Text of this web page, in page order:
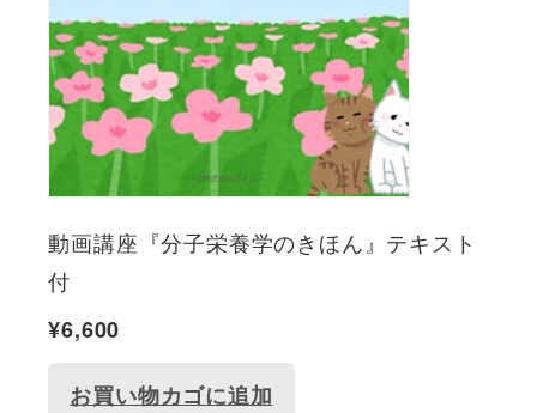
動画講座『分子栄養学のきほん』テキスト
付
¥6,600
お買い物カゴに追加